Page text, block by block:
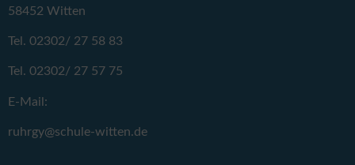
58452 Witten
Tel. 02302/ 27 58 83
Tel. 02302/ 27 57 75
E-Mail:
ruhrgy@schule-witten.de